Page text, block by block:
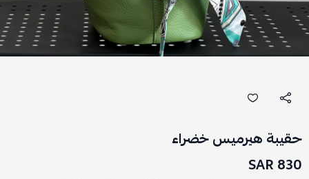
حقيبة هيرميس خضراء
830 SAR